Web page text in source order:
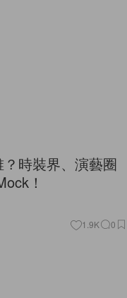
時裝界、演藝圈
！
1.9K 0